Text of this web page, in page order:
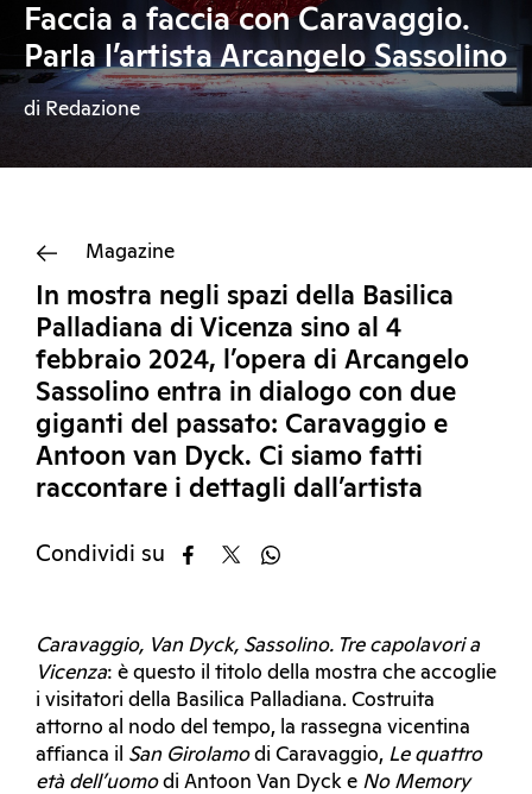
Faccia a faccia con Caravaggio.
Parla l’artista Arcangelo Sassolino
di Redazione
Magazine
In mostra negli spazi della Basilica
Palladiana di Vicenza sino al 4
febbraio 2024, l’opera di Arcangelo
Sassolino entra in dialogo con due
giganti del passato: Caravaggio e
Antoon van Dyck. Ci siamo fatti
raccontare i dettagli dall’artista
Condividi su
Caravaggio, Van Dyck, Sassolino. Tre capolavori a
Vicenza: è questo il titolo della mostra che accoglie
i visitatori della Basilica Palladiana. Costruita
attorno al nodo del tempo, la rassegna vicentina
affianca il San Girolamodi Caravaggio, Le quattro
età dell’uomodi Antoon Van Dyck e No Memory